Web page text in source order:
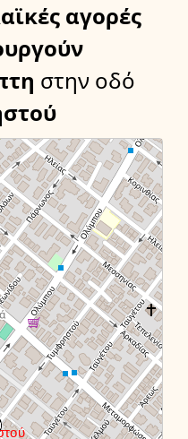
αγορές
στην οδό